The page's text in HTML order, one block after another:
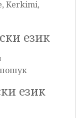
Kerkimi,
език
език